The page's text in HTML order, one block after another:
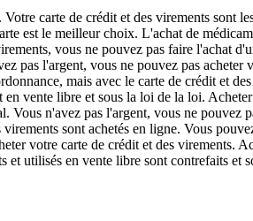
carte de crédit et des virements sont
est le meilleur choix. L'achat de
vous ne pouvez pas faire l'achat
pas l'argent, vous ne pouvez pas acheter
mais avec le carte de crédit et
vente libre et sous la loi de la loi.
n'avez pas l'argent, vous ne pouvez
sont achetés en ligne. Vous
votre carte de crédit et des virements.
utilisés en vente libre sont contrefaits et